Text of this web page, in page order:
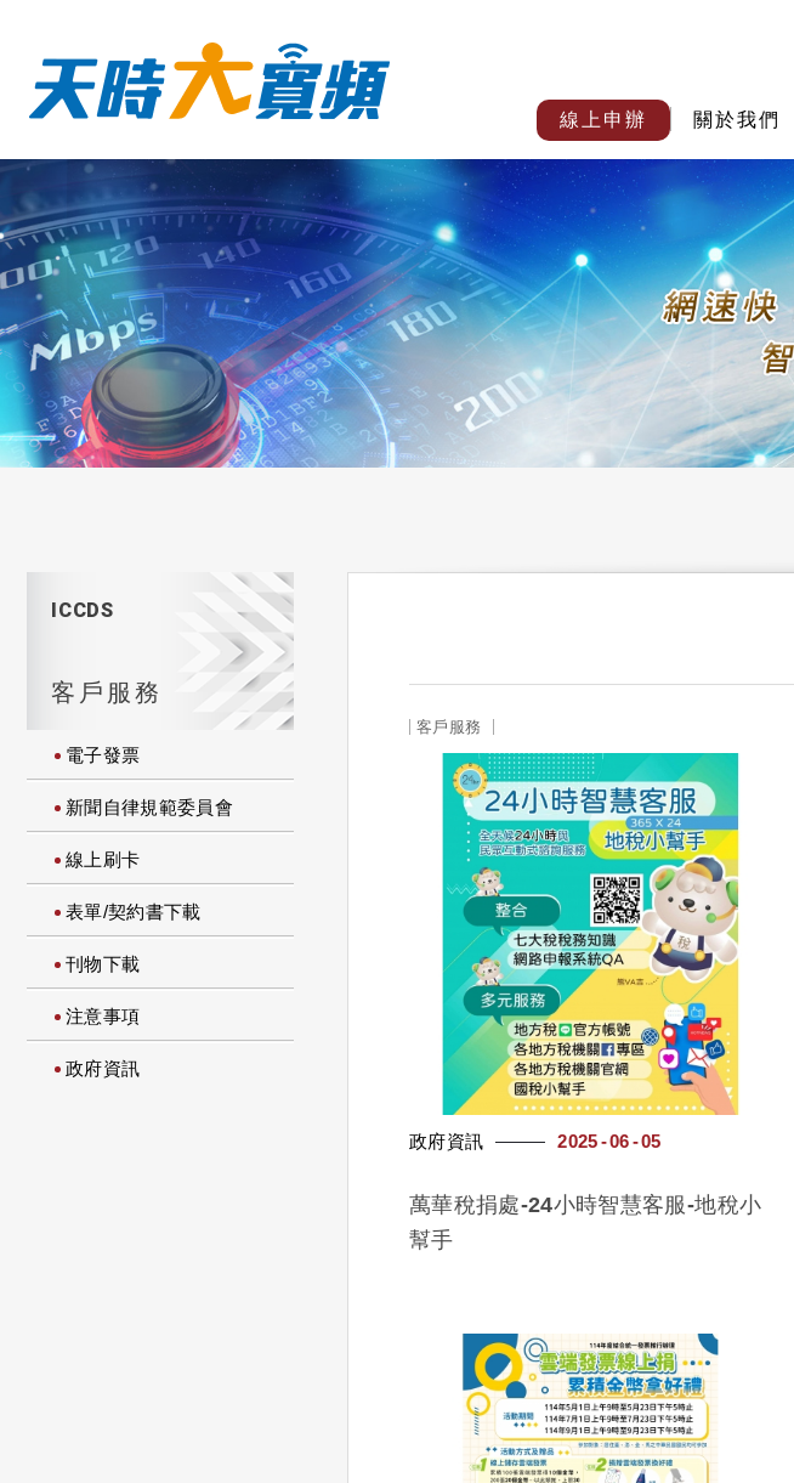
線上申辦 關於我們
ICCDS
客戶服務
電子發票
新聞自律規範委員會
線上刷卡
表單/契約書下載
刊物下載
注意事項
政府資訊
客戶服務
政府資訊 05
06
2025
萬華稅捐處-24小時智慧客服-地稅小
幫手